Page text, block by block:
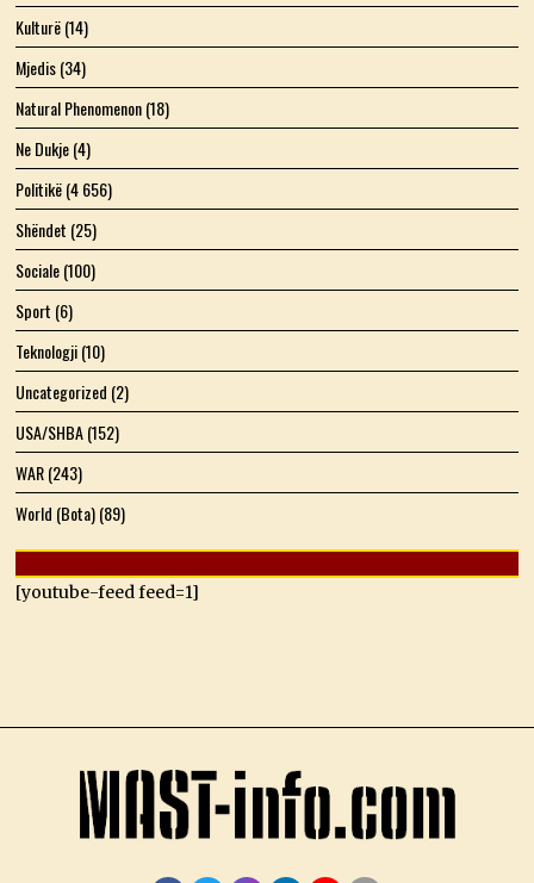
Kulturë(14)
Mjedis(34)
Natural Phenomenon(18)
Ne Dukje(4)
Politikë(4 656)
Shëndet (25)
Sociale(100)
Sport (6)
Teknologji(10)
Uncategorized (2)
USA/SHBA(152)
WAR(243)
World (Bota)(89)
[youtube-feed feed=1]